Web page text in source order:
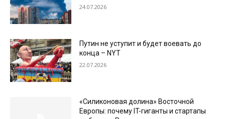
24.07.2026
Путин не уступит и будет воевать до
конца – NYT
22.07.2026
«Силиконовая долина» Восточной
Европы: почему IT-гиганты и стартапы